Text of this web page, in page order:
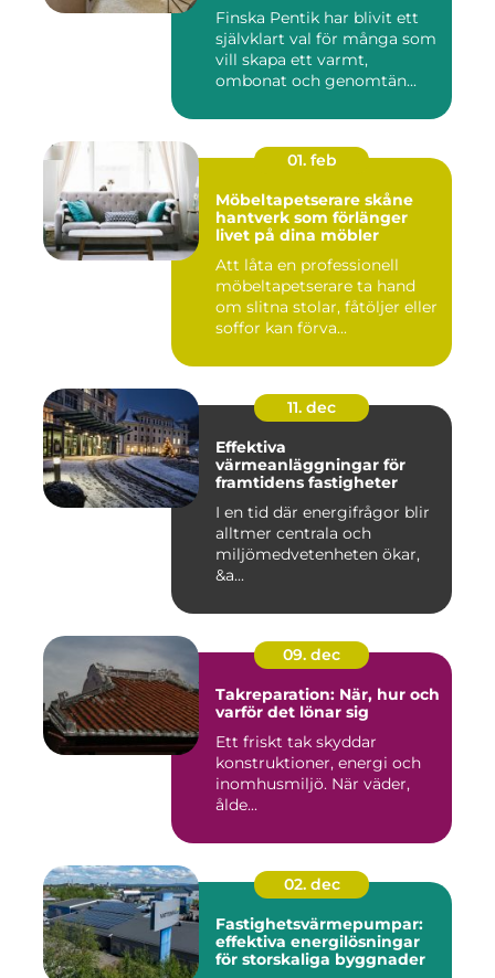
Finska Pentik har blivit ett
självklart val för många som
vill skapa ett varmt,
ombonat och genomtän...
01. feb
Möbeltapetserare skåne
hantverk som förlänger
livet på dina möbler
Att låta en professionell
möbeltapetserare ta hand
om slitna stolar, fåtöljer eller
soffor kan förva...
11. dec
Effektiva
värmeanläggningar för
framtidens fastigheter
I en tid där energifrågor blir
alltmer centrala och
miljömedvetenheten ökar,
&a...
09. dec
Takreparation: När, hur och
varför det lönar sig
Ett friskt tak skyddar
konstruktioner, energi och
inomhusmiljö. När väder,
ålde...
02. dec
Fastighetsvärmepumpar:
effektiva energilösningar
för storskaliga byggnader